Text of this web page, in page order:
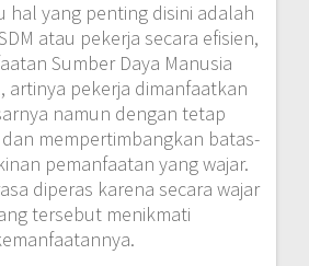
hal yang penting disini adalah
atau pekerja secara efisien,
Sumber Daya Manusia
artinya pekerja dimanfaatkan
namun dengan tetap
mempertimbangkan batas-
pemanfaatan yang wajar.
diperas karena secara wajar
tersebut menikmati